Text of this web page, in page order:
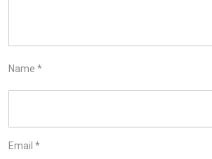
Name *
Email *